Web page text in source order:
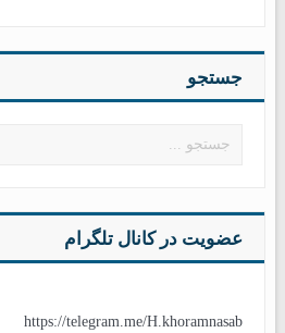
جستجو
عضویت در کانال تلگرام
https://telegram.me/H.khoramnasab